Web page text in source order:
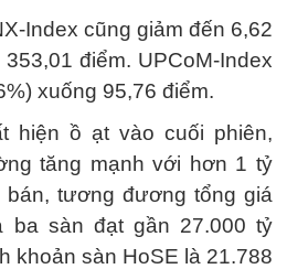
Index cũng giảm đến 6,62
điểm. UPCoM-Index
xuống 95,76 điểm.
hiện ồ ạt vào cuối phiên,
tăng mạnh với hơn 1 tỷ
tương đương tổng giá
ba sàn đạt gần 27.000 tỷ
khoản sàn HoSE là 21.788